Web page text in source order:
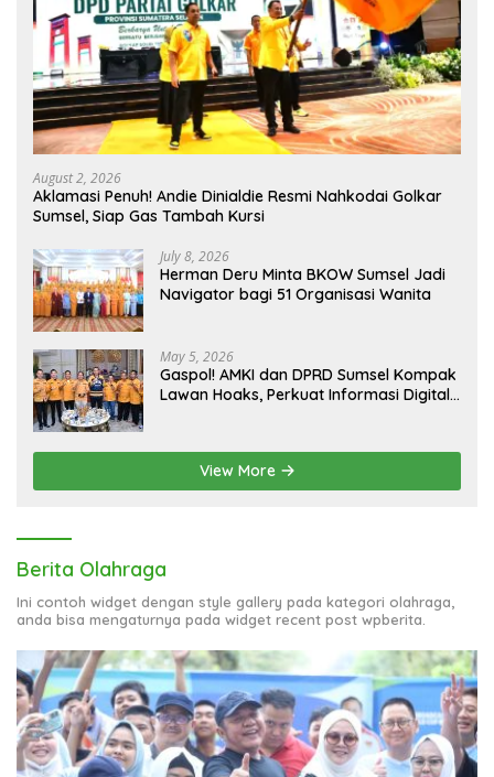
August 2, 2026
Aklamasi Penuh! Andie Dinialdie Resmi Nahkodai Golkar
Sumsel, Siap Gas Tambah Kursi
July 8, 2026
Herman Deru Minta BKOW Sumsel Jadi
Navigator bagi 51 Organisasi Wanita
May 5, 2026
Gaspol! AMKI dan DPRD Sumsel Kompak
Lawan Hoaks, Perkuat Informasi Digital
View More
Berita Olahraga
Ini contoh widget dengan style gallery pada kategori olahraga,
anda bisa mengaturnya pada widget recent post wpberita.